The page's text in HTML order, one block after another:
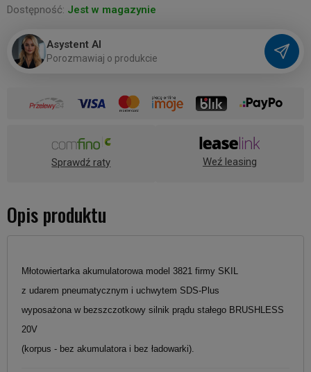
Dostępność: Jest w magazynie
Asystent AI
Porozmawiaj o produkcie
Sprawdź raty Weź leasing
Opis produktu
Młotowiertarka akumulatorowa model 3821 firmy SKIL
z udarem pneumatycznym i uchwytem SDS-Plus
wyposażona w bezszczotkowy silnik prądu stałego BRUSHLESS
20V
(korpus - bez akumulatora i bez ładowarki).